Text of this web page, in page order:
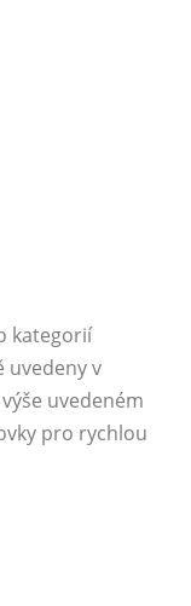
kategorií
uvedeny v
uvedeném
pro rychlou